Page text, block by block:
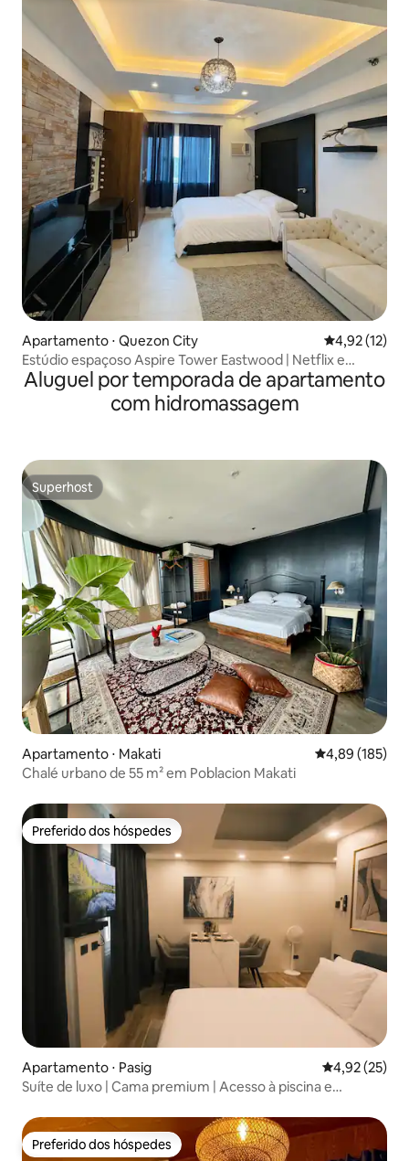
Apartamento ⋅ Quezon City 4,92 de uma
4,92 (12)
Estúdio espaçoso Aspire Tower Eastwood | Netflix e
academia
Aluguel por temporada de apartamento
com hidromassagem
Superhost
Superhost
Apartamento ⋅ Makati 4,89 de uma
4,89 (185)
Chalé urbano de 55 m² em Poblacion Makati
Preferido dos hóspedes
Preferido dos hóspedes
Apartamento ⋅ Pasig 4,92 de uma
4,92 (25)
Suíte de luxo | Cama premium | Acesso à piscina e
Preferido dos hóspedes
Preferido dos hóspedes